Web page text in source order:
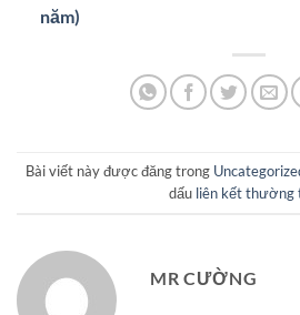
năm)
Bài viết này được đăng trong
dấu liên kết thường
MR CƯỜNG